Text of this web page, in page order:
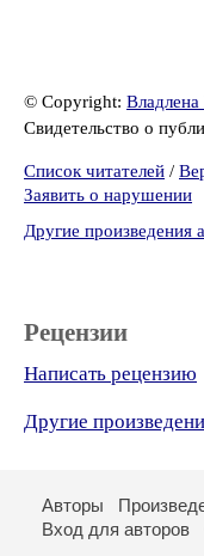
© Copyright: Владлена
Свидетельство о
Список читателей /
Заявить о нарушении
Другие произведения
Рецензии
Написать рецензию
Другие
Авторы
Вход для авторов